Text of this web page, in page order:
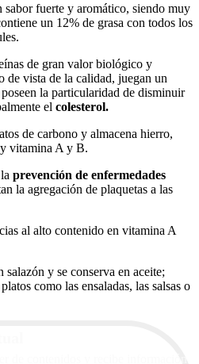
sabor fuerte y aromático, siendo muy
un 12% de grasa con todos los
de gran valor biológico y
de vista de la calidad, juegan un
la particularidad de disminuir
el colesterol.
de carbono y almacena hierro,
vitamina A y B.
prevención de enfermedades
la agregación de plaquetas a las
al alto contenido en vitamina A
salazón y se conserva en aceite;
como las ensaladas, las salsas o